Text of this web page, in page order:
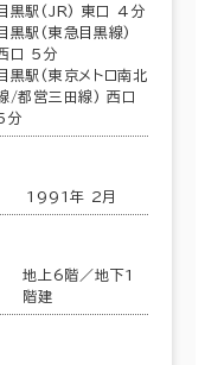
目黒駅(JR) 東口 4分
目黒駅(東急目黒線)
口 5分
目黒駅(東京メトロ南北
/都営三田線) 西口
分
1991年 2月
地上6階／地下1
階建